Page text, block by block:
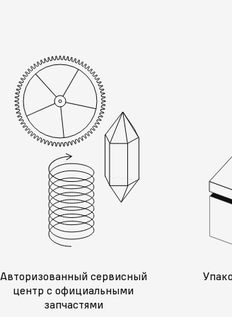
Авторизованный сервисный
центр с официальными
запчастями